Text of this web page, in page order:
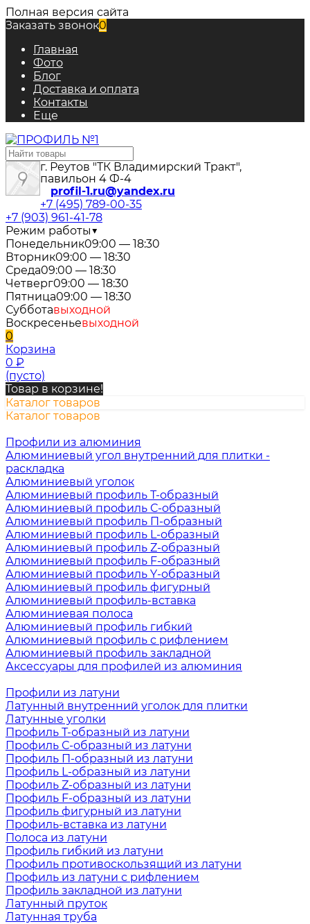
Полная версия сайта
Заказать звонок0
Главная
Фото
Блог
Доставка и оплата
Контакты
Еще
г. Реутов "ТК Владимирский Тракт",
павильон 4 Ф-4
profil-1.ru@yandex.ru
+7 (495) 789-00-35
+7 (903) 961-41-78
Режим работы▼
Понедельник09:00 — 18:30
Вторник09:00 — 18:30
Среда09:00 — 18:30
Четверг09:00 — 18:30
Пятница09:00 — 18:30
Субботавыходной
Воскресеньевыходной
0
Корзина
0 ₽
(пусто)
Товар в корзине!
Каталог товаров
Каталог товаров
Профили из алюминия
Алюминиевый угол внутренний для плитки -
раскладка
Алюминиевый уголок
Алюминиевый профиль Т-образный
Алюминиевый профиль С-образный
Алюминиевый профиль П-образный
Алюминиевый профиль L-образный
Алюминиевый профиль Z-образный
Алюминиевый профиль F-образный
Алюминиевый профиль Y-образный
Алюминиевый профиль фигурный
Алюминиевый профиль-вставка
Алюминиевая полоса
Алюминиевый профиль гибкий
Алюминиевый профиль с рифлением
Алюминиевый профиль закладной
Аксессуары для профилей из алюминия
Профили из латуни
Латунный внутренний уголок для плитки
Латунные уголки
Профиль Т-образный из латуни
Профиль С-образный из латуни
Профиль П-образный из латуни
Профиль L-образный из латуни
Профиль Z-образный из латуни
Профиль F-образный из латуни
Профиль фигурный из латуни
Профиль-вставка из латуни
Полоса из латуни
Профиль гибкий из латуни
Профиль противоскользящий из латуни
Профиль из латуни с рифлением
Профиль закладной из латуни
Латунный пруток
Латунная труба